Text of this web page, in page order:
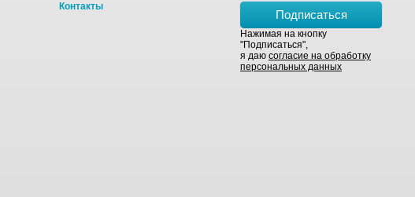
Контакты
Подписаться
Нажимая на кнопку
"Подписаться",
я даю согласие на обработку
персональных данных